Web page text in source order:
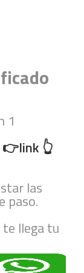
1
👉link 👆
las
paso.
te llega tu